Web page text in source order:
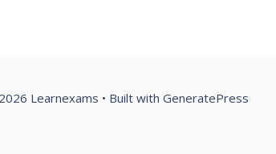
Learnexams • Built with GeneratePress